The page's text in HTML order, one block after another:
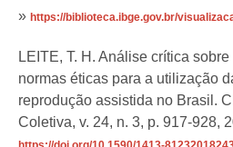
» https://biblioteca.ibge.gov.br/
LEITE, T. H. Análise crítica
normas éticas para a utilização
reprodução assistida no Brasil.
Coletiva, v. 24, n. 3, p. 917-928,